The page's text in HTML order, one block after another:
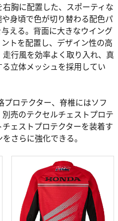
胸に配置した、スポーティな
身頃で色が切り替わる配色パ
える。背面に大きなウイング
トを配置し、デザイン性の高
行風を効率よく取り入れ、真
立体メッシュを採用してい
プロテクター、脊椎にはソフ
売のテクセルチェストプロテ
ェストプロテクターを装着す
さらに強化できる。